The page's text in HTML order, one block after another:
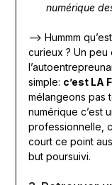
numérique
—> Hummm
curieux ? Un peu
simple: c’est LA
mélangeons pas
numérique c’est
professionnelle,
court ce point
but poursuivi.